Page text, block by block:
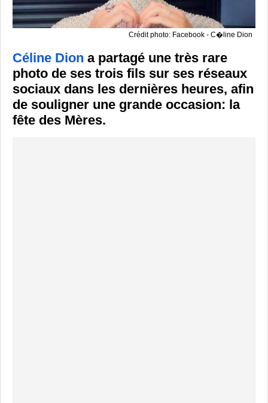
Crédit photo: Facebook - C�line Dion
Céline Dion a partagé une très rare
photo de ses trois fils sur ses réseaux
sociaux dans les dernières heures, afin
de souligner une grande occasion: la
fête des Mères.